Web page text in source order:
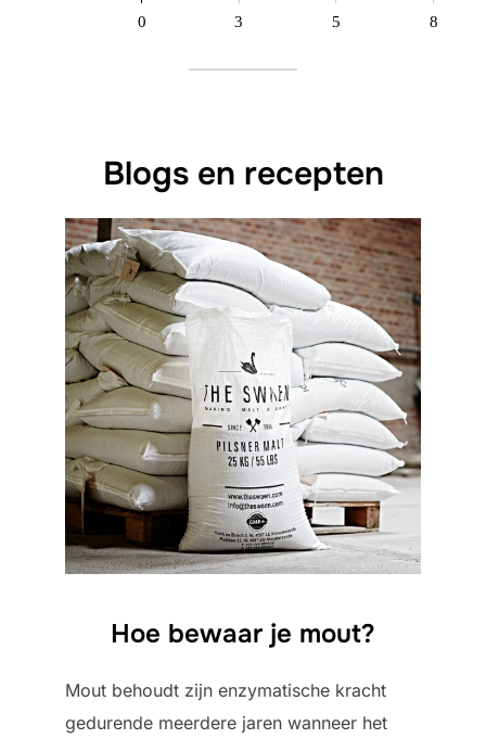
0 3 5 8
Blogs en recepten
Hoe bewaar je mout?
Mout behoudt zijn enzymatische kracht
gedurende meerdere jaren wanneer het